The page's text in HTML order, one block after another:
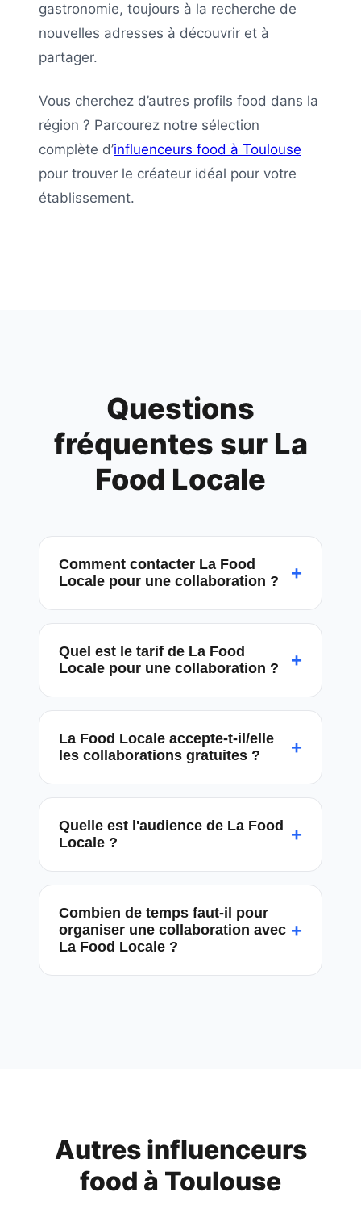
gastronomie, toujours à la recherche de
nouvelles adresses à découvrir et à
partager.
Vous cherchez d’autres profils food dans la
région ? Parcourez notre sélection
complète d’influenceurs food à Toulouse
pour trouver le créateur idéal pour votre
établissement.
Questions
fréquentes sur La
Food Locale
Comment contacter La Food
Locale pour une collaboration ?
+
Quel est le tarif de La Food
Locale pour une collaboration ?
+
La Food Locale accepte-t-il/elle
les collaborations gratuites ?
+
Quelle est l'audience de La Food
Locale ?
+
Combien de temps faut-il pour
organiser une collaboration avec
La Food Locale ?
+
Autres influenceurs
food à Toulouse